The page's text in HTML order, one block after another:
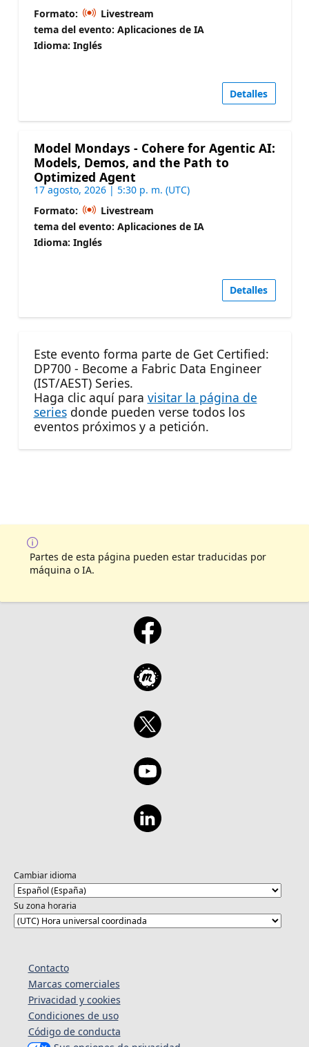
Formato:
Livestream
tema del evento: Aplicaciones de IA
Idioma: Inglés
Detalles
Model Mondays - Cohere for Agentic AI:
Models, Demos, and the Path to
Optimized Agent
17 agosto, 2026 | 5:30 p. m. (UTC)
Formato:
Livestream
tema del evento: Aplicaciones de IA
Idioma: Inglés
Detalles
Este evento forma parte de Get Certified:
DP700 - Become a Fabric Data Engineer
(IST/AEST) Series.
Haga clic aquí para visitar la página de
seriesdonde pueden verse todos los
eventos próximos y a petición.
Partes de esta página pueden estar traducidas por
máquina o IA.
Cambiar idioma
Su zona horaria
Contacto
Marcas comerciales
Privacidad y cookies
Condiciones de uso
Código de conducta